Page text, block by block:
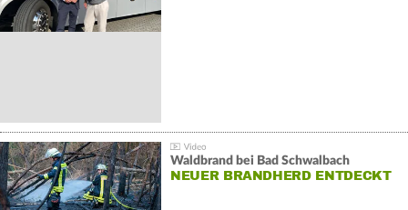
Waldbrand bei Bad Schwalbach
NEUER BRANDHERD ENTDECKT